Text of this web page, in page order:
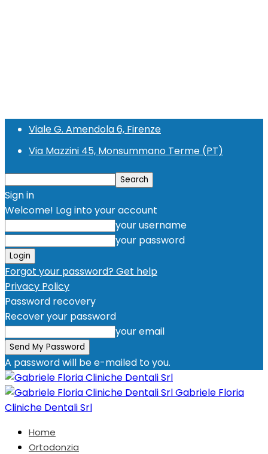
Viale G. Amendola 6, Firenze
Via Mazzini 45, Monsummano Terme (PT)
Sign in
Welcome! Log into your account
your username
your password
Forgot your password? Get help
Privacy Policy
Password recovery
Recover your password
your email
A password will be e-mailed to you.
Gabriele Floria
Cliniche Dentali Srl
Home
Ortodonzia